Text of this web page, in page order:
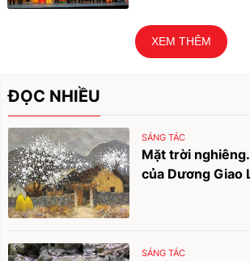
XEM THÊM
ĐỌC NHIỀU
SÁNG TÁC
Mặt trời
của Dương Giao
SÁNG TÁC